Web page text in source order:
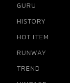
GURU
HISTORY
HOT ITEM
RUNWAY
TREND